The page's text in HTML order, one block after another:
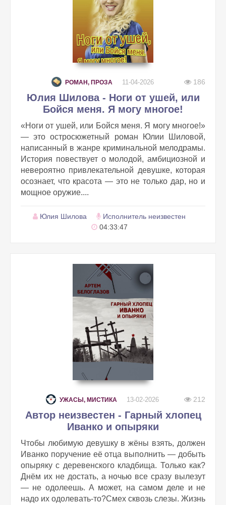
РОМАН, ПРОЗА 11-04-2026 186
Юлия Шилова - Ноги от ушей, или
Бойся меня. Я могу многое!
«Ноги от ушей, или Бойся меня. Я могу многое!»
— это остросюжетный роман Юлии Шиловой,
написанный в жанре криминальной мелодрамы.
История повествует о молодой, амбициозной и
невероятно привлекательной девушке, которая
осознает, что красота — это не только дар, но и
мощное оружие....
Юлия Шилова
Исполнитель неизвестен
04:33:47
УЖАСЫ, МИСТИКА 13-02-2026 212
Автор неизвестен - Гарный хлопец
Иванко и опыряки
Чтобы любимую девушку в жёны взять, должен
Иванко поручение её отца выполнить — добыть
опыряку с деревенского кладбища. Только как?
Днём их не достать, а ночью все сразу вылезут
— не одолеешь. А может, на самом деле и не
надо их одолевать-то?Смех сквозь слезы. Жизнь